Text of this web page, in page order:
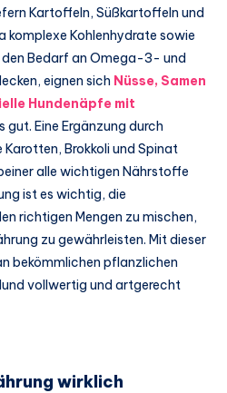
Kartoffeln, Süßkartoffeln und
komplexe Kohlenhydrate sowie
Bedarf an Omega-3- und
eignen sich Nüsse, Samen
Hundenäpfe mit
gut. Eine Ergänzung durch
Brokkoli und Spinat
alle wichtigen Nährstoffe
ist es wichtig, die
richtigen Mengen zu mischen,
zu gewährleisten. Mit dieser
bekömmlichen pflanzlichen
vollwertig und artgerecht
wirklich